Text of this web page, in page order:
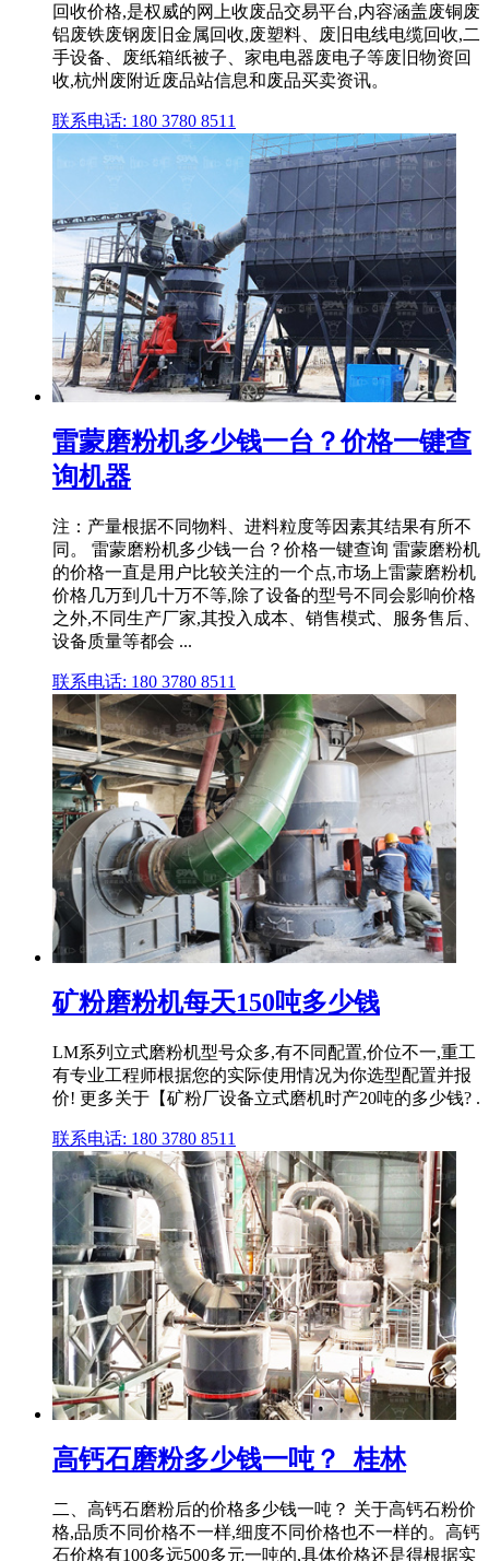
回收价格,是权威的网上收废品交易平台,内容涵盖废铜废
铝废铁废钢废旧金属回收,废塑料、废旧电线电缆回收,二
手设备、废纸箱纸被子、家电电器废电子等废旧物资回
收,杭州废附近废品站信息和废品买卖资讯。
联系电话: 180 3780 8511
雷蒙磨粉机多少钱一台？价格一键查
询机器
注：产量根据不同物料、进料粒度等因素其结果有所不
同。 雷蒙磨粉机多少钱一台？价格一键查询 雷蒙磨粉机
的价格一直是用户比较关注的一个点,市场上雷蒙磨粉机
价格几万到几十万不等,除了设备的型号不同会影响价格
之外,不同生产厂家,其投入成本、销售模式、服务售后、
设备质量等都会 ...
联系电话: 180 3780 8511
矿粉磨粉机每天150吨多少钱
LM系列立式磨粉机型号众多,有不同配置,价位不一,重工
有专业工程师根据您的实际使用情况为你选型配置并报
价! 更多关于【矿粉厂设备立式磨机时产20吨的多少钱? .
联系电话: 180 3780 8511
高钙石磨粉多少钱一吨？_桂林
二、高钙石磨粉后的价格多少钱一吨？ 关于高钙石粉价
格,品质不同价格不一样,细度不同价格也不一样的。高钙
石价格有100多远500多元一吨的,具体价格还是得根据实